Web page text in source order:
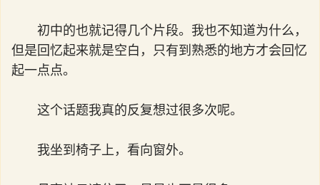
初中的也就记得几个片段。我也不知道为什么，
但是回忆起来就是空白，只有到熟悉的地方才会回忆
起一点点。
这个话题我真的反复想过很多次呢。
我坐到椅子上，看向窗外。